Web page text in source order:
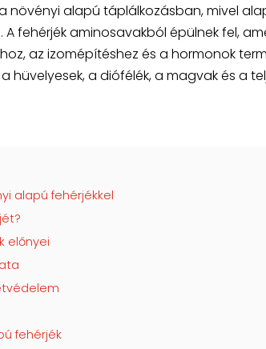
növényi alapú táplálkozásban, mivel
fehérjék aminosavakból épülnek fel,
az izomépítéshez és a hormonok
a diófélék, a magvak és a
alapú fehérjékkel
előnyei
fehérjék